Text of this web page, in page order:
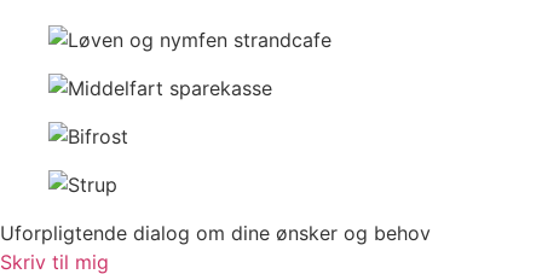
Uforpligtende dialog om dine ønsker og behov
Skriv til mig